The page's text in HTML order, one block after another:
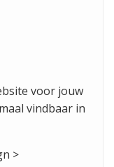
voor jouw
vindbaar in
>